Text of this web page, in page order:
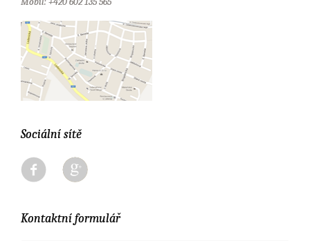
Sociální sítě
Kontaktní formulář